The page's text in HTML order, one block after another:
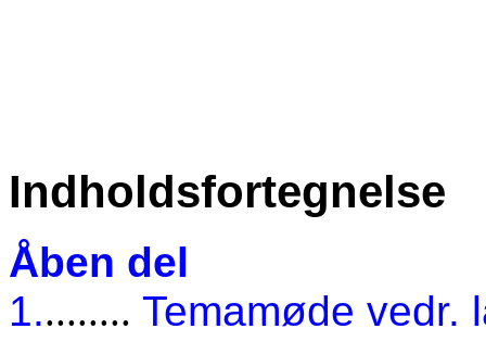
Indholdsfortegnelse
Åben del
1......... Temamøde vedr.